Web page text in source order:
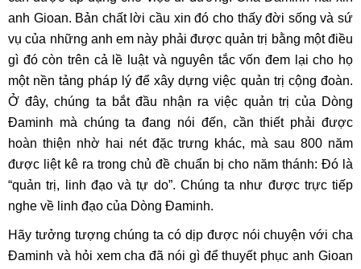
anh Gioan. Bản chất lời cầu xin đó cho thấy đời sống và sứ
vụ của những anh em này phải được quản trị bằng một điều
gì đó còn trên cả lề luật và nguyên tắc vốn đem lại cho họ
một nền tảng pháp lý để xây dựng việc quản trị cộng đoàn.
Ở đây, chúng ta bắt đầu nhận ra việc quản trị của Dòng
Đaminh mà chúng ta đang nói đến, cần thiết phải được
hoàn thiện nhờ hai nét đặc trưng khác, mà sau 800 năm
được liệt kê ra trong chủ đề chuẩn bị cho năm thánh: Đó là
“quản trị, linh đạo và tự do”. Chúng ta như được trực tiếp
nghe về linh đạo của Dòng Đaminh.
Hãy tưởng tượng chúng ta có dịp được nói chuyện với cha
Đaminh và hỏi xem cha đã nói gì để thuyết phục anh Gioan